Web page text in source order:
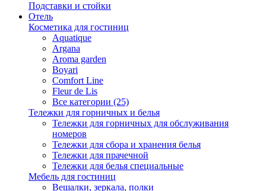
Подставки и стойки
Отель
Косметика для гостиниц
Aquatique
Argana
Aroma garden
Boyari
Comfort Line
Fleur de Lis
Все категории (25)
Тележки для горничных и белья
Тележки для горничных для обслуживания
номеров
Тележки для сбора и хранения белья
Тележки для прачечной
Тележки для белья специальные
Мебель для гостиниц
Вешалки, зеркала, полки